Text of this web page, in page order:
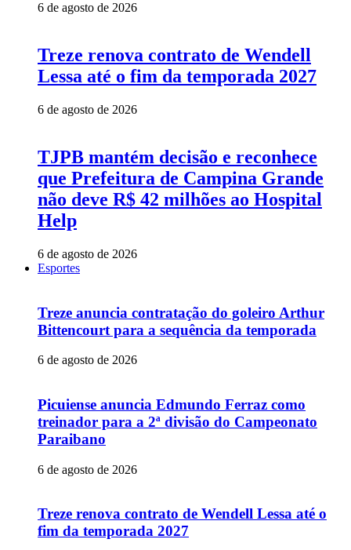
6 de agosto de 2026
Treze renova contrato de Wendell
Lessa até o fim da temporada 2027
6 de agosto de 2026
TJPB mantém decisão e reconhece
que Prefeitura de Campina Grande
não deve R$ 42 milhões ao Hospital
Help
6 de agosto de 2026
Esportes
Treze anuncia contratação do goleiro Arthur
Bittencourt para a sequência da temporada
6 de agosto de 2026
Picuiense anuncia Edmundo Ferraz como
treinador para a 2ª divisão do Campeonato
Paraibano
6 de agosto de 2026
Treze renova contrato de Wendell Lessa até o
fim da temporada 2027